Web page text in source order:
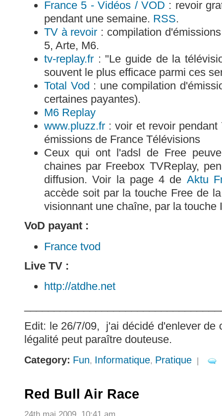
France 5 - Vidéos / VOD : revoir
pendant une semaine. RSS.
TV à revoir : compilation
5, Arte, M6.
tv-replay.fr : "Le guide de la
souvent le plus efficace parmi ces
Total Vod : une compilation
certaines payantes).
M6 Replay
www.pluzz.fr : voir et revoir
émissions de France Télévisions
Ceux qui ont l'adsl de Free
chaines par Freebox TVReplay,
diffusion. Voir la page 4 de Aktu
accède soit par la touche Free de
visionnant une chaîne, par la touche
VoD payant :
France tvod
Live TV :
http://atdhe.net
Edit: le 26/7/09, j'ai décidé d'enlever de
légalité peut paraître douteuse.
Category: Fun, Informatique, Pratique |
Red Bull Air Race
24th mai 2009, 10:41 am